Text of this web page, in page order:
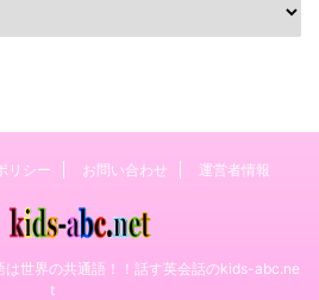
リシー お問い合わせ 運営者情報
は世界の共通語！！話す英会話のkids-abc.ne
t